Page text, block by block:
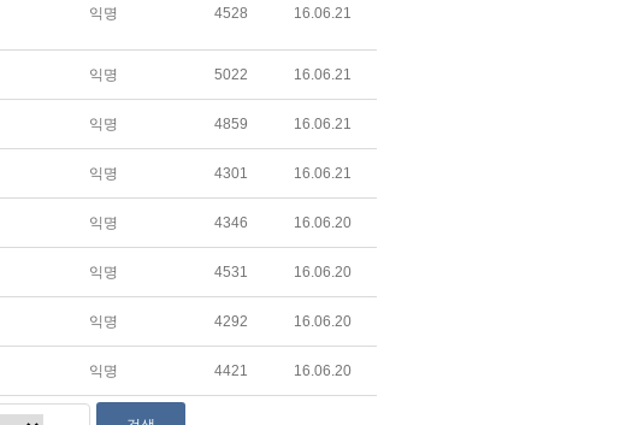
익명 4528 16.06.21
익명 5022 16.06.21
익명 4859 16.06.21
익명 4301 16.06.21
익명 4346 16.06.20
익명 4531 16.06.20
익명 4292 16.06.20
익명 4421 16.06.20